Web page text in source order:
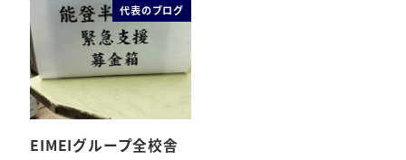
代表のブログ
EIMEIグループ全校舎